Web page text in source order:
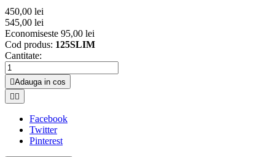
450,00 lei
545,00 lei
Economiseste 95,00 lei
Cod produs: 125SLIM
Cantitate:
Adauga in cos

Facebook
Twitter
Pinterest